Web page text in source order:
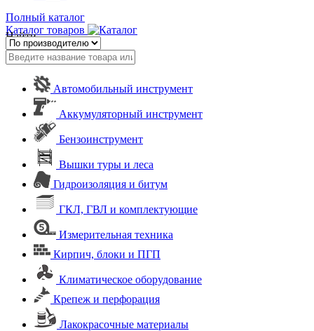
Полный каталог
Каталог товаров
Найти
Автомобильный инструмент
Аккумуляторный инструмент
Бензоинструмент
Вышки туры и леса
Гидроизоляция и битум
ГКЛ, ГВЛ и комплектующие
Измерительная техника
Кирпич, блоки и ПГП
Климатическое оборудование
Крепеж и перфорация
Лакокрасочные материалы